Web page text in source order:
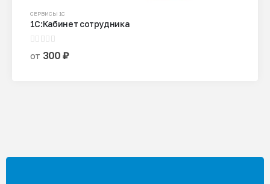
Этот
товар
имеет
несколько
СЕРВИСЫ 1С
1С:Кабинет сотрудника
из 5
от 300 ₽